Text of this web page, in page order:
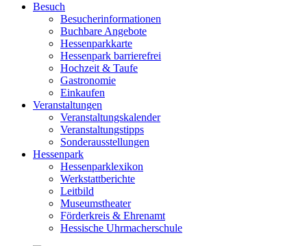
Besuch
Besucherinformationen
Buchbare Angebote
Hessenparkkarte
Hessenpark barrierefrei
Hochzeit & Taufe
Gastronomie
Einkaufen
Veranstaltungen
Veranstaltungskalender
Veranstaltungstipps
Sonderausstellungen
Hessenpark
Hessenparklexikon
Werkstattberichte
Leitbild
Museumstheater
Förderkreis & Ehrenamt
Hessische Uhrmacherschule